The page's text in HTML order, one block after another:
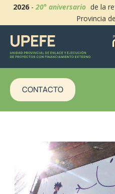
2026-20° aniversario de la
Provincia
CONTACTO